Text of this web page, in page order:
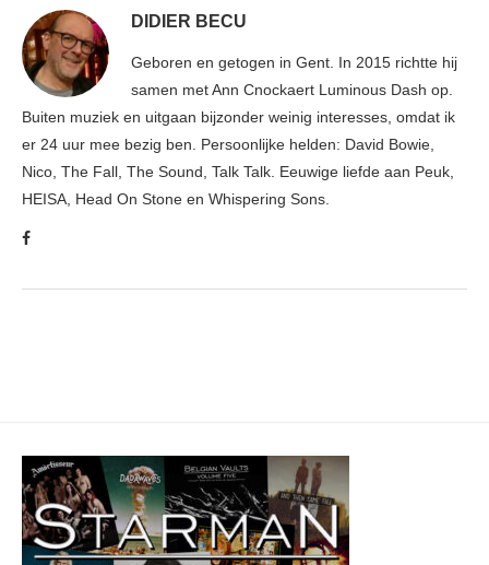
DIDIER BECU
Geboren en getogen in Gent. In 2015 richtte hij
samen met Ann Cnockaert Luminous Dash op.
Buiten muziek en uitgaan bijzonder weinig interesses, omdat ik
er 24 uur mee bezig ben. Persoonlijke helden: David Bowie,
Nico, The Fall, The Sound, Talk Talk. Eeuwige liefde aan Peuk,
HEISA, Head On Stone en Whispering Sons.